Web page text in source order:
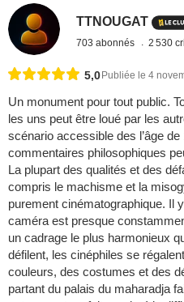
TTNOUGAT
703 abonnés 2 530
5,0 Publiée le 4
Un monument pour tout public.
les uns peut être loué par les
scénario accessible des l’âge
commentaires philosophiques
La plupart des qualités et des
compris le machisme et la
purement cinématographique. Il
caméra est presque
un cadrage le plus harmonieux
défilent, les cinéphiles se
couleurs, des costumes et des
partant du palais du maharadja